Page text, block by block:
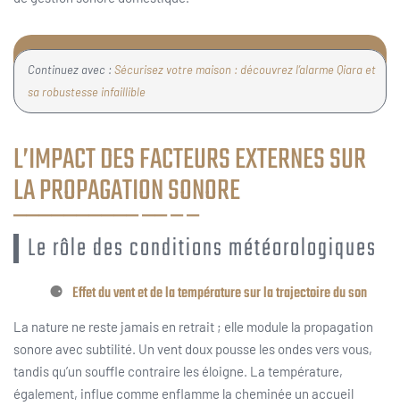
Continuez avec : Sécurisez votre maison : découvrez l’alarme Qiara et
sa robustesse infaillible
L’IMPACT DES FACTEURS EXTERNES SUR
LA PROPAGATION SONORE
Le rôle des conditions météorologiques
Effet du vent et de la température sur la trajectoire du son
La nature ne reste jamais en retrait ; elle module la propagation
sonore avec subtilité. Un vent doux pousse les ondes vers vous,
tandis qu’un souffle contraire les éloigne. La température,
également, influe comme enflamme la cheminée un accueil